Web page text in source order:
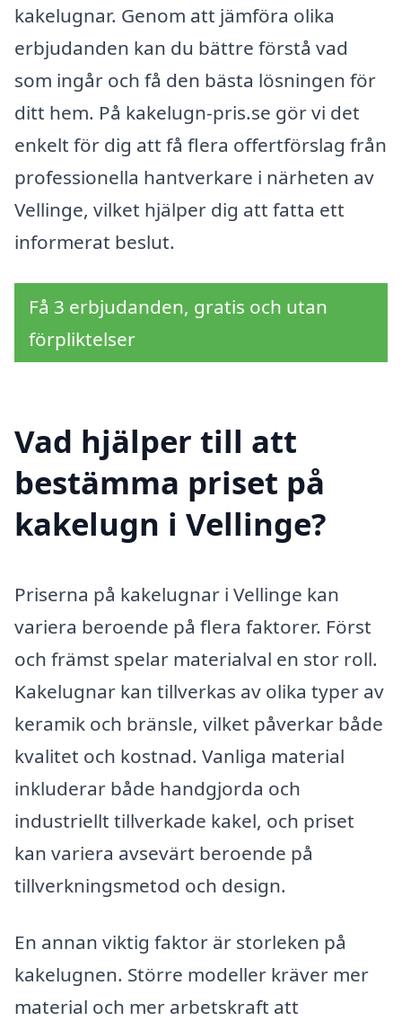
kakelugnar. Genom att jämföra olika
erbjudanden kan du bättre förstå vad
som ingår och få den bästa lösningen för
ditt hem. På kakelugn-pris.se gör vi det
enkelt för dig att få flera offertförslag från
professionella hantverkare i närheten av
Vellinge, vilket hjälper dig att fatta ett
informerat beslut.
Få 3 erbjudanden, gratis och utan
förpliktelser
Vad hjälper till att
bestämma priset på
kakelugn i Vellinge?
Priserna på kakelugnar i Vellinge kan
variera beroende på flera faktorer. Först
och främst spelar materialval en stor roll.
Kakelugnar kan tillverkas av olika typer av
keramik och bränsle, vilket påverkar både
kvalitet och kostnad. Vanliga material
inkluderar både handgjorda och
industriellt tillverkade kakel, och priset
kan variera avsevärt beroende på
tillverkningsmetod och design.
En annan viktig faktor är storleken på
kakelugnen. Större modeller kräver mer
material och mer arbetskraft att